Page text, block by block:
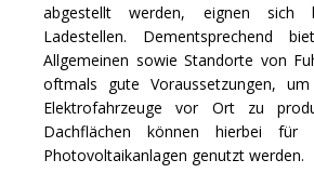
abgestellt werden, eignen sich
Ladestellen. Dementsprechend
Allgemeinen sowie Standorte von
oftmals gute Voraussetzungen,
Elektrofahrzeuge vor Ort zu
Dachflächen können hierbei für
Photovoltaikanlagen genutzt werden.